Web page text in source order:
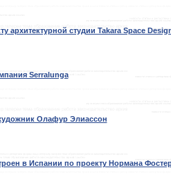
архитектурной студии Takara Space
Serralunga
Олафур Элиассон
в Испании по проекту Нормана